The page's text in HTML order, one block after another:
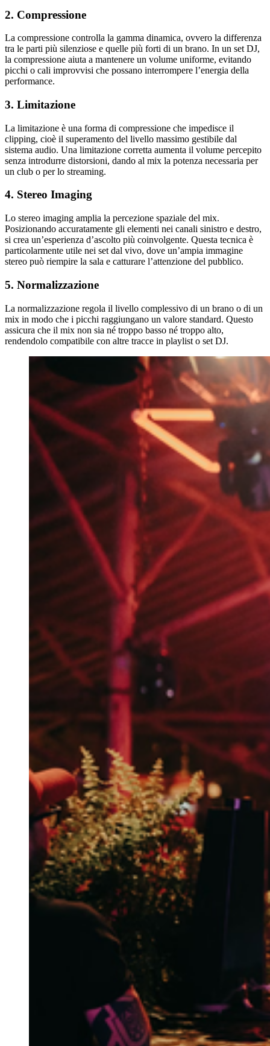
2. Compressione
La compressione controlla la gamma dinamica, ovvero la differenza
tra le parti più silenziose e quelle più forti di un brano. In un set DJ,
la compressione aiuta a mantenere un volume uniforme, evitando
picchi o cali improvvisi che possano interrompere l’energia della
performance.
3. Limitazione
La limitazione è una forma di compressione che impedisce il
clipping, cioè il superamento del livello massimo gestibile dal
sistema audio. Una limitazione corretta aumenta il volume percepito
senza introdurre distorsioni, dando al mix la potenza necessaria per
un club o per lo streaming.
4. Stereo Imaging
Lo stereo imaging amplia la percezione spaziale del mix.
Posizionando accuratamente gli elementi nei canali sinistro e destro,
si crea un’esperienza d’ascolto più coinvolgente. Questa tecnica è
particolarmente utile nei set dal vivo, dove un’ampia immagine
stereo può riempire la sala e catturare l’attenzione del pubblico.
5. Normalizzazione
La normalizzazione regola il livello complessivo di un brano o di un
mix in modo che i picchi raggiungano un valore standard. Questo
assicura che il mix non sia né troppo basso né troppo alto,
rendendolo compatibile con altre tracce in playlist o set DJ.